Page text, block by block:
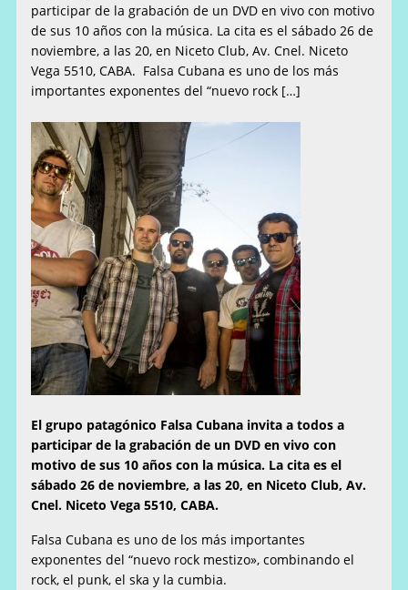
participar de la grabación de un DVD en vivo con motivo
de sus 10 años con la música. La cita es el sábado 26 de
noviembre, a las 20, en Niceto Club, Av. Cnel. Niceto
Vega 5510, CABA. Falsa Cubana es uno de los más
importantes exponentes del “nuevo rock […]
El grupo patagónico Falsa Cubana invita a todos a
participar de la grabación de un DVD en vivo con
motivo de sus 10 años con la música. La cita es el
sábado 26 de noviembre, a las 20, en Niceto Club, Av.
Cnel. Niceto Vega 5510, CABA.
Falsa Cubana es uno de los más importantes
exponentes del “nuevo rock mestizo», combinando el
rock, el punk, el ska y la cumbia.